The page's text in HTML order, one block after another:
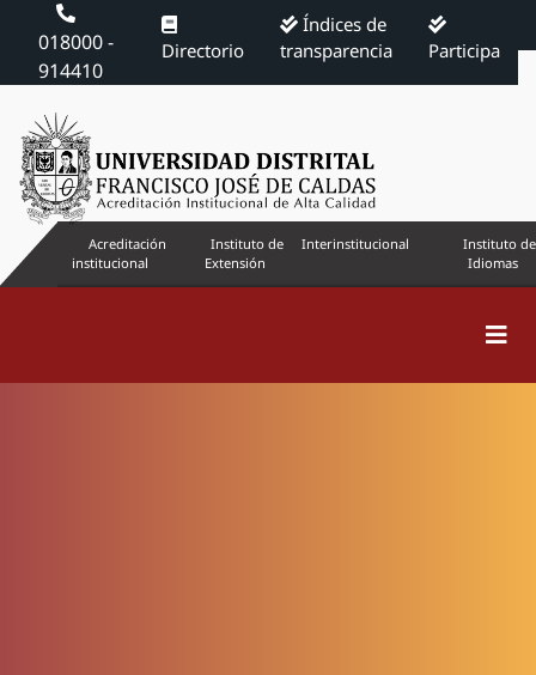
018000 -
914410
Directorio
Índices de
transparencia
Participa
Acreditación
institucional
Instituto de
Extensión
Interinstitucional
Instituto de
Idiomas